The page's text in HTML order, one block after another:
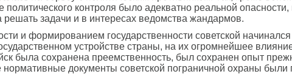
контроля было адекватно реальной
задачи и в интересах ведомства жандармов.
и формированием государственности советской
устройстве страны, на их огромнейшее
была сохранена преемственность, был сохранен опыт
документы советской пограничной охраны